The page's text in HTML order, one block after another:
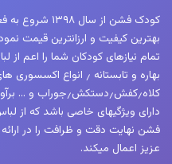
کودک فشن از
بهترین کیفیت و ارزانترین قیمت
بهاره و تابستانه ٫ انواع
دارای ویژگیهای خاصی باشد که از
فشن نهایت دقت و ظرافت را در
عزیز اعمال میکند.